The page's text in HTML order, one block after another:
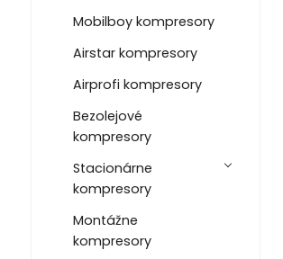
Mobilboy kompresory
Airstar kompresory
Airprofi kompresory
Bezolejové
kompresory
Stacionárne
kompresory
Montážne
kompresory